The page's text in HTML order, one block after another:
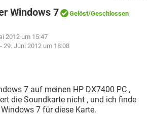
TIKTOK
TIKTOK
STREAMING
INSTAGRAM
STREAMING
TIKTOK
HARDWARE
INSTAGRAM
Windows 7 Gelöst/Geschlossen
2012 um 15:47
29. Juni 2012 um 18:08
7 auf meinen HP DX7400 PC ,
die Soundkarte nicht , und ich finde
7 für diese Karte.